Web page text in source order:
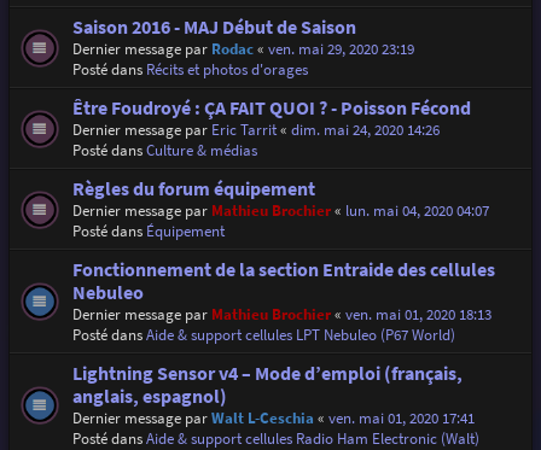
Saison 2016 - MAJ Début de Saison
Dernier message par Rodac« ven. mai 29, 2020 23:19
Posté dans Récits et photos d'orages
Être Foudroyé : ÇA FAIT QUOI ? - Poisson Fécond
Dernier message par Eric Tarrit« dim. mai 24, 2020 14:26
Posté dansCulture & médias
Règles du forum équipement
Dernier message par Mathieu Brochier« lun. mai 04, 2020 04:07
Posté dans Équipement
Fonctionnement de la section Entraide des cellules
Nebuleo
Dernier message par Mathieu Brochier« ven. mai 01, 2020 18:13
Posté dansAide & support cellules LPT Nebuleo (P67 World)
Lightning Sensor v4 – Mode d’emploi (français,
anglais, espagnol)
Dernier message parWalt L-Ceschia « ven. mai 01, 2020 17:41
Posté dansAide & support cellules Radio Ham Electronic (Walt)